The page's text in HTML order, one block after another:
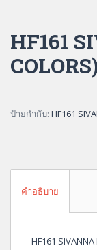
HF161
ป้ายกำกับ: HF161
คำอธิบาย
HF161 SIVANNA